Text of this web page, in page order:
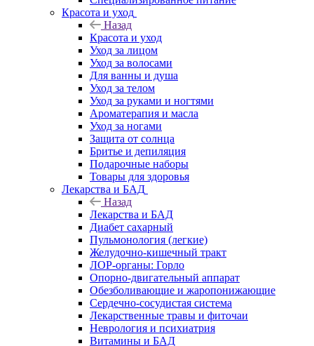
Красота и уход
Назад
Красота и уход
Уход за лицом
Уход за волосами
Для ванны и душа
Уход за телом
Уход за руками и ногтями
Ароматерапия и масла
Уход за ногами
Защита от солнца
Бритье и депиляция
Подарочные наборы
Товары для здоровья
Лекарства и БАД
Назад
Лекарства и БАД
Диабет сахарный
Пульмонология (легкие)
Желудочно-кишечный тракт
ЛОР-органы: Горло
Опорно-двигательный аппарат
Обезболивающие и жаропонижающие
Сердечно-сосудистая система
Лекарственные травы и фиточаи
Неврология и психиатрия
Витамины и БАД